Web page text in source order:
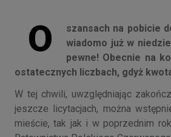
O
szansach na pobicie
wiadomo już w
pewne! Obecnie na
ostatecznych liczbach, gdyż
W tej chwili, uwzględniając
jeszcze licytacjach, można
mieście, tak jak i w poprzednim